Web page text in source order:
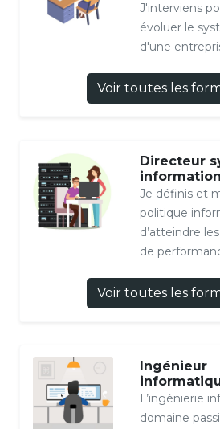
J'interviens
évoluer le
d'une
Voir toutes les
Directeur
information
Je définis et
politique
d’atteindre
de
Voir toutes les
Ingénieur
L’ingénierie
domaine